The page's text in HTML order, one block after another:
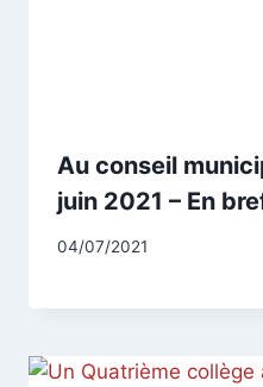
Au conseil
juin 2021 – En
Par
04/07/2021